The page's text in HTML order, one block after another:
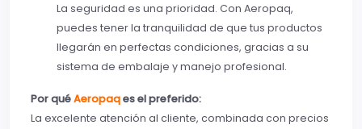
La seguridad es una prioridad. Con Aeropaq,
puedes tener la tranquilidad de que tus productos
llegarán en perfectas condiciones, gracias a su
sistema de embalaje y manejo profesional.
Por quéAeropaqes el preferido:
La excelente atención al cliente, combinada con precios